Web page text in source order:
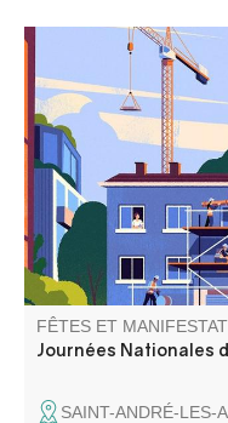
Tout savoir sur
CCAPV, visites et
et spectacle de danse.
FÊTES ET
Journées Nationales
SAINT-ANDRÉ-LES-